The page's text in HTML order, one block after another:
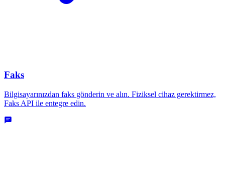
Faks
Bilgisayarınızdan faks gönderin ve alın. Fiziksel cihaz gerektirmez,
Faks API ile entegre edin.